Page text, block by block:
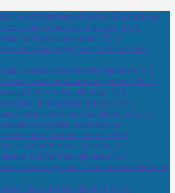
центральная районная библиотека
библиотека-филиал № 1
библиотека-филиал № 2
сельская модельная библиотека-
сельская библиотека-филиал № 3
сельская библиотека-филиал № 15
библиотека-филиал № 6
библиотека-филиал № 5
сельская библиотека-филиал № 13
детская библиотека
библиотека-филиал № 8
библиотека-филиал № 9
библиотека-филиал № 4
сельская модельная библиотека-филиал
библиотека-филиал № 22